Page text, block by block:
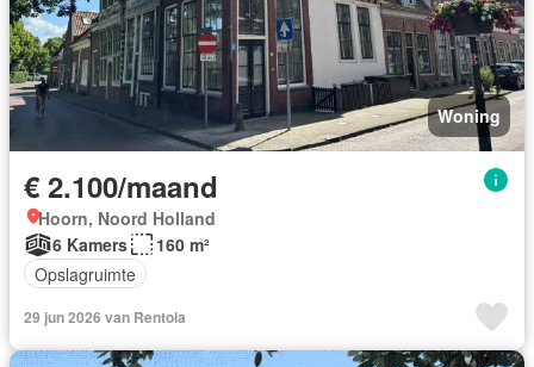
Woning
€ 2.100/maand
Hoorn, Noord Holland
6 Kamers
160 m²
Opslagruimte
29 jun 2026 van Rentola